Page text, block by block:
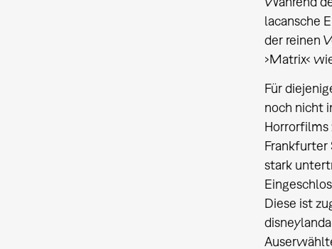
lacansche
der reinen
›Matrix‹
Für
noch nicht
Horrorfilms
Frankfurter
stark
Diese ist